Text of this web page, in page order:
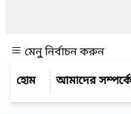
মেনু নির্বাচন করুন
আমাদের